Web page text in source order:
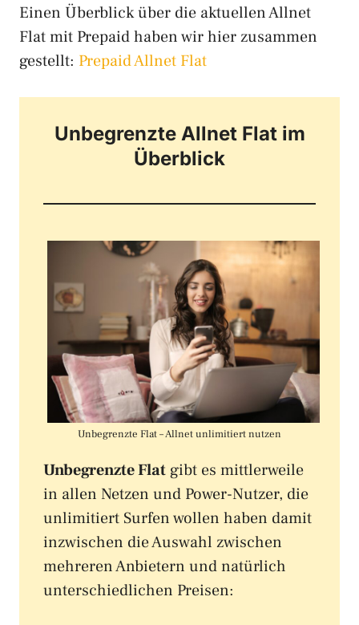
Einen Überblick über die aktuellen Allnet
Flat mit Prepaid haben wir hier zusammen
gestellt: Prepaid Allnet Flat
Unbegrenzte Allnet Flat im
Überblick
Unbegrenzte Flat – Allnet unlimitiert nutzen
Unbegrenzte Flat gibt es mittlerweile
in allen Netzen und Power-Nutzer, die
unlimitiert Surfen wollen haben damit
inzwischen die Auswahl zwischen
mehreren Anbietern und natürlich
unterschiedlichen Preisen: